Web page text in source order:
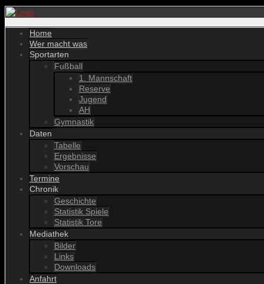
Home
Wer macht was
Sportarten
Fußball
1. Mannschaft
Reserve
Jugend
AH
Gymnastik
Daten
Tabelle
Ergebnisse
Vorschau
Termine
Chronik
Geschichte
Statistik Spiele
Statistik Tore
Mediathek
Bilder
Links
Downloads
Anfahrt